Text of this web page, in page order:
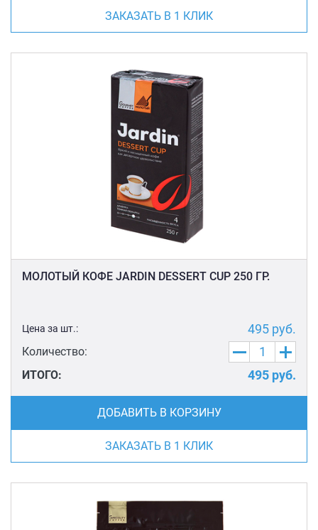
ЗАКАЗАТЬ В 1 КЛИК
МОЛОТЫЙ КОФЕ JARDIN DESSERT CUP 250 ГР.
Цена за шт.: 495 руб.
Количество:
ИТОГО:
495 руб.
ДОБАВИТЬ В КОРЗИНУ
ЗАКАЗАТЬ В 1 КЛИК